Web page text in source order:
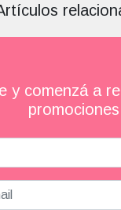
y comenzá a
promociones